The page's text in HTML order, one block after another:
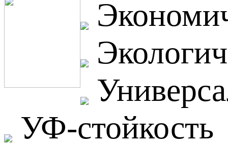
УФ-стойкость